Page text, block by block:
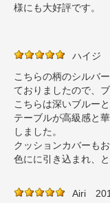
様にも大好評です。
ハイジ
こちらの柄のシルバ
ておりましたので、
こちらは深いブルー
テーブルが高級感と
しました。
クッションカバーも
色にに引き込まれ、
Airi